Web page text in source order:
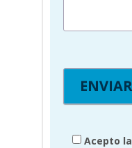
Acepto la